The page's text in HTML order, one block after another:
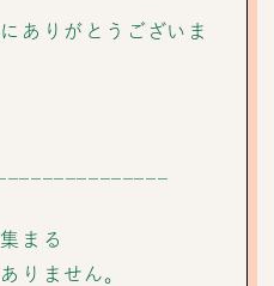
ありがとうございま
まる
りません。